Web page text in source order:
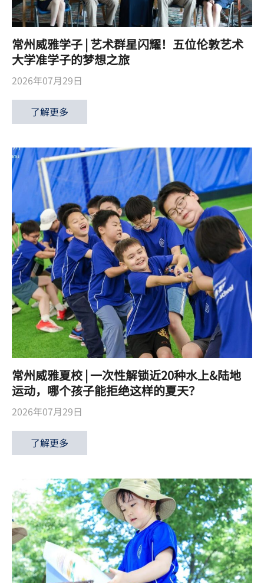
常州威雅学子 | 艺术群星闪耀！五位伦敦艺术
大学准学子的梦想之旅
2026年07月29日
了解更多
常州威雅夏校 | 一次性解锁近20种水上&陆地
运动，哪个孩子能拒绝这样的夏天？
2026年07月29日
了解更多